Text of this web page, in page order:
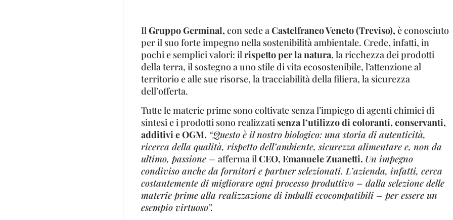
IlGruppo Germinal, con sede aCastelfranco Veneto (Treviso), è conosciuto
per il suo forte impegno nella sostenibilità ambientale. Crede, infatti, in
pochi e semplici valori: ilrispetto per la natura, la ricchezza dei prodotti
della terra, il sostegno a uno stile di vita ecosostenibile, l’attenzione al
territorio e alle sue risorse, la tracciabilità della filiera, la sicurezza
dell’offerta.
Tutte le materie prime sono coltivate senza l’impiego di agenti chimici di
sintesi e i prodotti sono realizzatisenza l’utilizzo di coloranti, conservanti,
additivi e OGM. “Questo è il nostro biologico: una storia di autenticità,
ricerca della qualità, rispetto dell’ambiente, sicurezza alimentare e, non da
ultimo, passione – afferma ilCEO, Emanuele Zuanetti. Un impegno
condiviso anche da fornitori e partner selezionati. L’azienda, infatti, cerca
costantemente di migliorare ogni processo produttivo – dalla selezione delle
materie prime alla realizzazione di imballi ecocompatibili – per essere un
esempio virtuoso”.